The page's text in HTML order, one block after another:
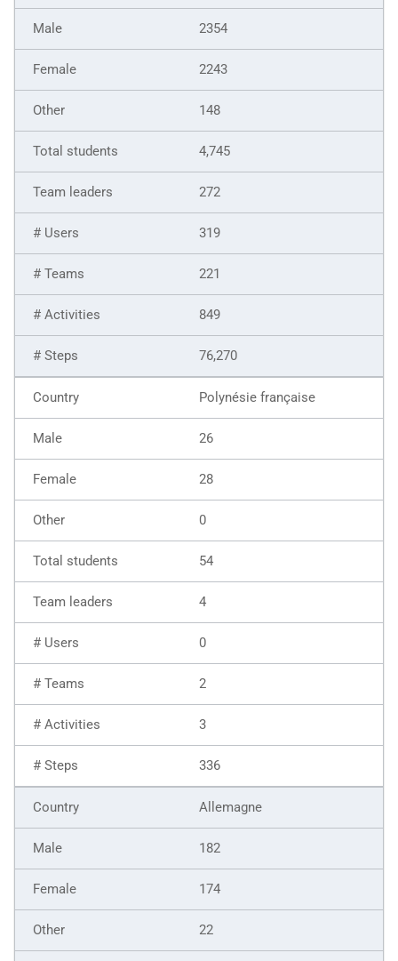
2354
2243
148
4,745
272
319
221
849
76,270
Polynésie française
26
28
0
54
4
0
2
3
336
Allemagne
182
174
22